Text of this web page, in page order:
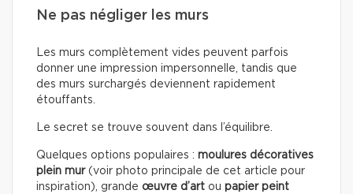
Ne pas négliger les murs
Les murs complètement vides peuvent parfois
donner une impression impersonnelle, tandis que
des murs surchargés deviennent rapidement
étouffants.
Le secret se trouve souvent dans l’équilibre.
Quelques options populaires : moulures décoratives
plein mur (voir photo principale de cet article pour
inspiration), grande œuvre d’art ou papier peint